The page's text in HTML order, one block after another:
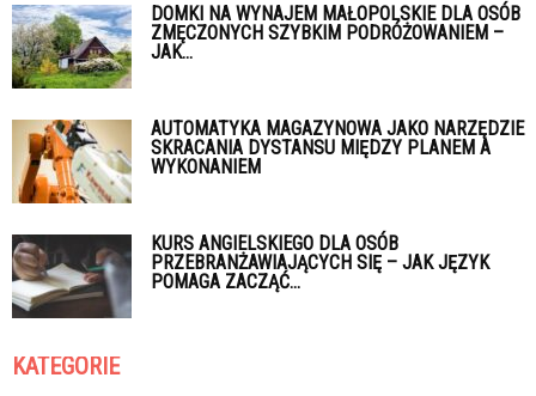
DOMKI NA WYNAJEM MAŁOPOLSKIE DLA OSÓB
ZMĘCZONYCH SZYBKIM PODRÓŻOWANIEM –
JAK...
AUTOMATYKA MAGAZYNOWA JAKO NARZĘDZIE
SKRACANIA DYSTANSU MIĘDZY PLANEM A
WYKONANIEM
KURS ANGIELSKIEGO DLA OSÓB
PRZEBRANŻAWIAJĄCYCH SIĘ – JAK JĘZYK
POMAGA ZACZĄĆ...
KATEGORIE